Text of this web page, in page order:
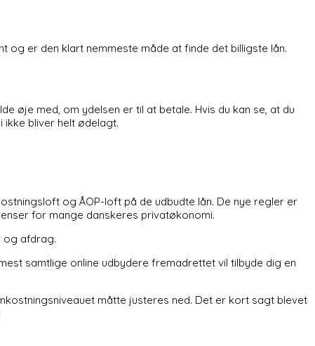
og er den klart nemmeste måde at finde det billigste lån.
øje med, om ydelsen er til at betale. Hvis du kan se, at du
bliver helt ødelagt.
og ÅOP-loft på de udbudte lån. De nye regler er
for mange danskeres privatøkonomi.
og afdrag.
samtlige online udbydere fremadrettet vil tilbyde dig en
måtte justeres ned. Det er kort sagt blevet